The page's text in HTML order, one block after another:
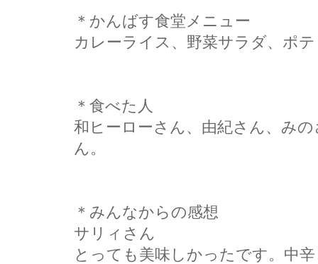
＊かんばす食堂メニュー
カレーライス、野菜サラダ、ポ
＊食べた人
和ヒーローさん、由紀さん、み
ん。
＊みんなからの感想
サリィさん
とっても美味しかったです。中